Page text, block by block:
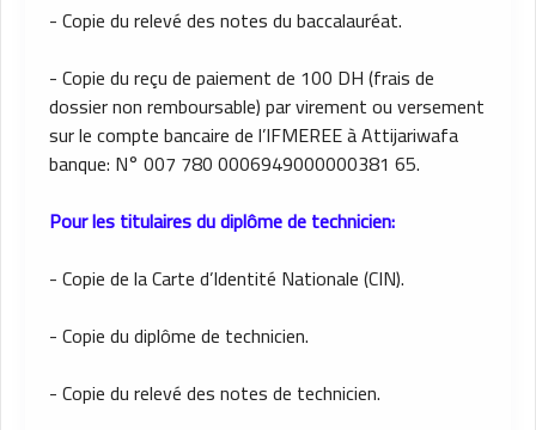
- Copie du relevé des notes du baccalauréat.
- Copie du reçu de paiement de 100 DH (frais de
dossier non remboursable) par virement ou versement
sur le compte bancaire de l’IFMEREE à Attijariwafa
banque: N° 007 780 0006949000000381 65.
Pour les titulaires du diplôme de technicien:
- Copie de la Carte d’Identité Nationale (CIN).
- Copie du diplôme de technicien.
- Copie du relevé des notes de technicien.